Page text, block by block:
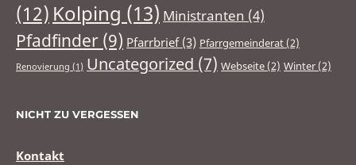
(12) Kolping (13) Ministranten (4)
Pfadfinder (9) Pfarrbrief(3) Pfarrgemeinderat (2)
Renovierung (1) Uncategorized (7) Webseite (2) Winter (2)
NICHT ZU VERGESSEN
Kontakt